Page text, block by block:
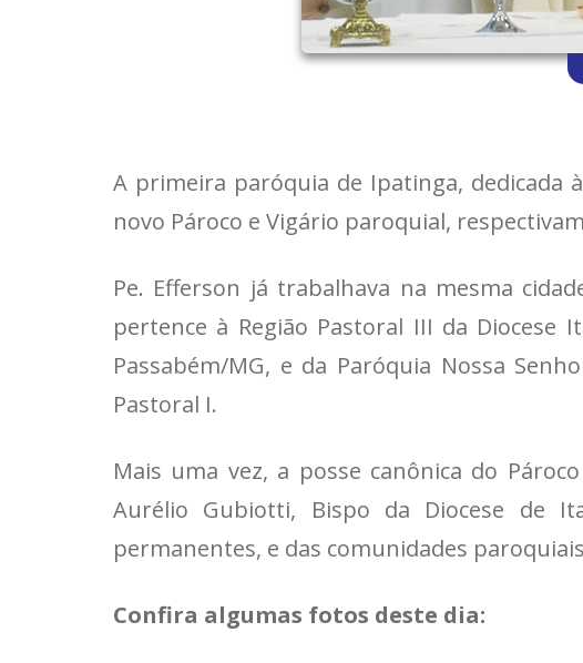
A primeira paróquia de Ipatinga, dedicada
novo Pároco e Vigário paroquial,
Pe. Efferson já trabalhava na mesma
pertence à Região Pastoral III da Diocese
Passabém/MG, e da Paróquia Nossa
Pastoral I.
Mais uma vez, a posse canônica do
Aurélio Gubiotti, Bispo da Diocese de
permanentes, e das comunidades
Confira algumas fotos deste dia: